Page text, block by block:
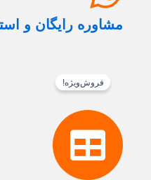
مشاوره رایگان و
فروش‌ویژه!